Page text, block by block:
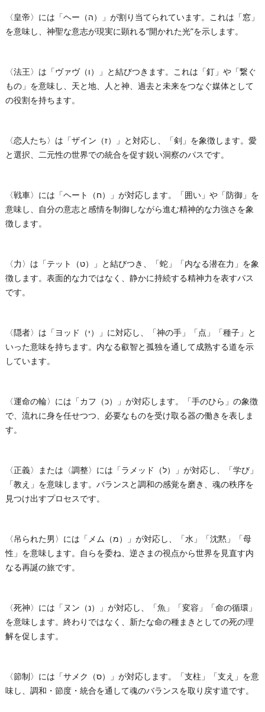
〈皇帝〉には「ヘー（ה）」が割り当てられています。これは「窓」
を意味し、神聖な意志が現実に顕れる“開かれた光”を示します。
〈法王〉は「ヴァヴ（ו）」と結びつきます。これは「釘」や「繋ぐ
もの」を意味し、天と地、人と神、過去と未来をつなぐ媒体として
の役割を持ちます。
〈恋人たち〉は「ザイン（ז）」と対応し、「剣」を象徴します。愛
と選択、二元性の世界での統合を促す鋭い洞察のパスです。
〈戦車〉には「ヘート（ח）」が対応します。「囲い」や「防御」を
意味し、自分の意志と感情を制御しながら進む精神的な力強さを象
徴します。
〈力〉は「テット（ט）」と結びつき、「蛇」「内なる潜在力」を象
徴します。表面的な力ではなく、静かに持続する精神力を表すパス
です。
〈隠者〉は「ヨッド（י）」に対応し、「神の手」「点」「種子」と
いった意味を持ちます。内なる叡智と孤独を通して成熟する道を示
しています。
〈運命の輪〉には「カフ（כ）」が対応します。「手のひら」の象徴
で、流れに身を任せつつ、必要なものを受け取る器の働きを表しま
す。
〈正義〉または〈調整〉には「ラメッド（ל）」が対応し、「学び」
「教え」を意味します。バランスと調和の感覚を磨き、魂の秩序を
見つけ出すプロセスです。
〈吊られた男〉には「メム（מ）」が対応し、「水」「沈黙」「母
性」を意味します。自らを委ね、逆さまの視点から世界を見直す内
なる再誕の旅です。
〈死神〉には「ヌン（נ）」が対応し、「魚」「変容」「命の循環」
を意味します。終わりではなく、新たな命の種まきとしての死の理
解を促します。
〈節制〉には「サメク（ס）」が対応します。「支柱」「支え」を意
味し、調和・節度・統合を通して魂のバランスを取り戻す道です。